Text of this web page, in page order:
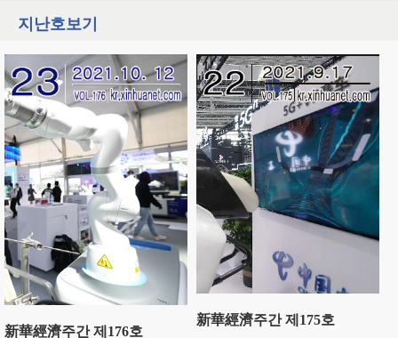
지난호보기
新華經濟주간 제176호
新華經濟주간 제175호